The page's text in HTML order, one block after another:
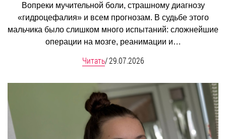
Вопреки мучительной боли, страшному диагнозу
«гидроцефалия» и всем прогнозам. В судьбе этого
мальчика было слишком много испытаний: сложнейшие
операции на мозге, реанимации и…
Читать/29.07.2026